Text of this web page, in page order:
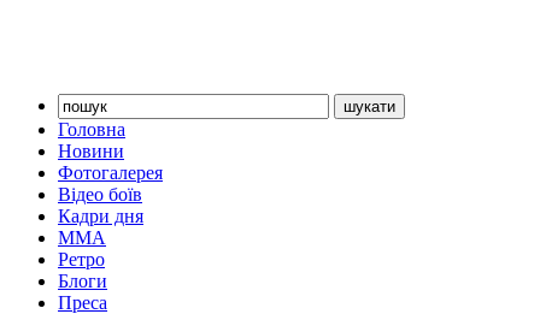
Головна
Новини
Фотогалерея
Відео боїв
Кадри дня
ММА
Ретро
Блоги
Преса